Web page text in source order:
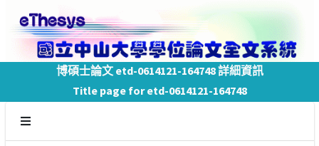
博碩士論文 etd-0614121-164748 詳細資訊
Title page for etd-0614121-164748